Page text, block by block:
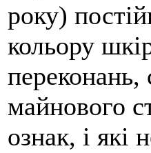
року)
кольору
переконань,
майнового
ознак, і